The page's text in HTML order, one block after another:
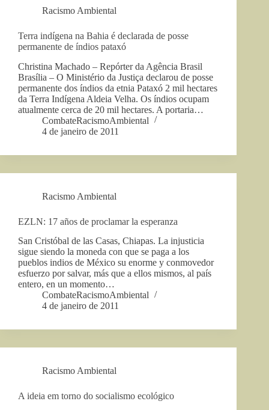
Racismo Ambiental
Terra indígena na Bahia é declarada de posse
permanente de índios pataxó
Christina Machado – Repórter da Agência Brasil
Brasília – O Ministério da Justiça declarou de posse
permanente dos índios da etnia Pataxó 2 mil hectares
da Terra Indígena Aldeia Velha. Os índios ocupam
atualmente cerca de 20 mil hectares. A portaria…
CombateRacismoAmbiental
4 de janeiro de 2011
Racismo Ambiental
EZLN: 17 años de proclamar la esperanza
San Cristóbal de las Casas, Chiapas. La injusticia
sigue siendo la moneda con que se paga a los
pueblos indios de México su enorme y conmovedor
esfuerzo por salvar, más que a ellos mismos, al país
entero, en un momento…
CombateRacismoAmbiental
4 de janeiro de 2011
Racismo Ambiental
A ideia em torno do socialismo ecológico